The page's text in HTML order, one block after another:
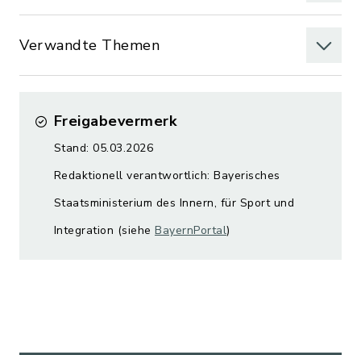
Verwandte Themen
Freigabevermerk
Stand: 05.03.2026
Redaktionell verantwortlich: Bayerisches
Staatsministerium des Innern, für Sport und
Integration (siehe BayernPortal)